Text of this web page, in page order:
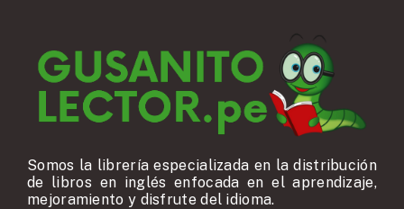
Somos la librería especializada en la distribución
de libros en inglés enfocada en el aprendizaje,
mejoramiento y disfrute del idioma.